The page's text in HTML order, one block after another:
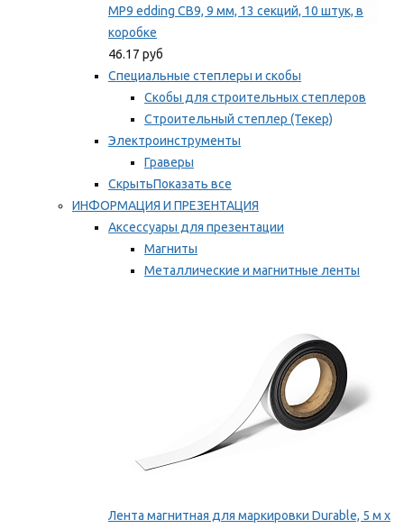
MP9 edding CB9, 9 мм, 13 секций, 10 штук, в
коробке
46.17 руб
Специальные степлеры и скобы
Скобы для строительных степлеров
Строительный степлер (Текер)
Электроинструменты
Граверы
СкрытьПоказать все
ИНФОРМАЦИЯ И ПРЕЗЕНТАЦИЯ
Аксессуары для презентации
Магниты
Металлические и магнитные ленты
Лента магнитная для маркировки Durable, 5 м х